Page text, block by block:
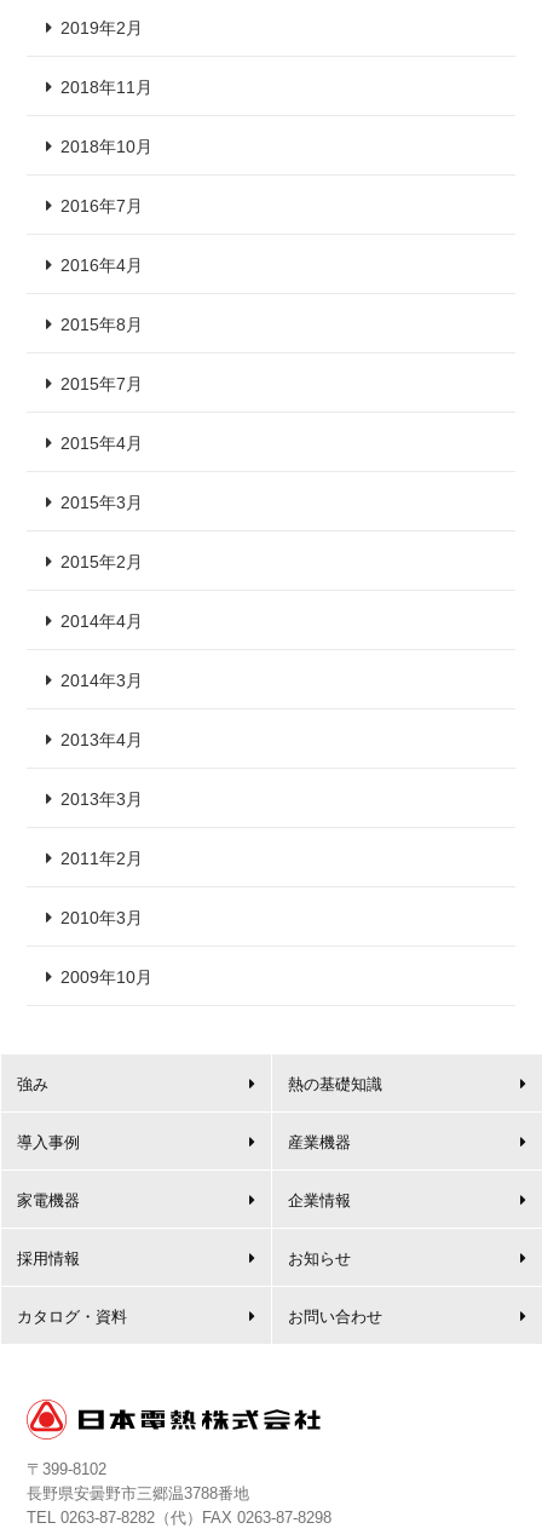
2019年2月
2018年11月
2018年10月
2016年7月
2016年4月
2015年8月
2015年7月
2015年4月
2015年3月
2015年2月
2014年4月
2014年3月
2013年4月
2013年3月
2011年2月
2010年3月
2009年10月
強み 熱の基礎知識
導入事例 産業機器
家電機器 企業情報
採用情報 お知らせ
カタログ・資料 お問い合わせ
〒399-8102
長野県安曇野市三郷温3788番地
TEL0263-87-8282 （代）FAX 0263-87-8298